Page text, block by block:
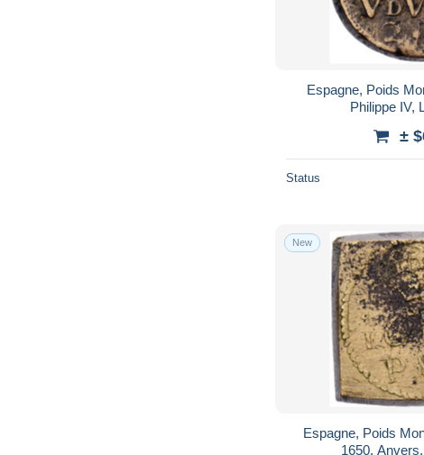
Espagne, Poids
Philippe IV,
±
Status
New
Espagne, Poids
1650,